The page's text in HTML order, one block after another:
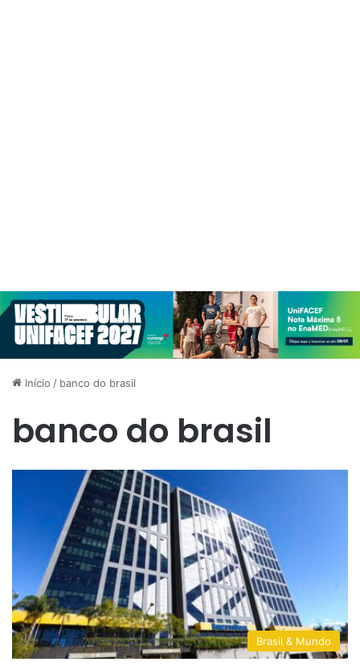
Início / banco do brasil
banco do brasil
Brasil & Mundo